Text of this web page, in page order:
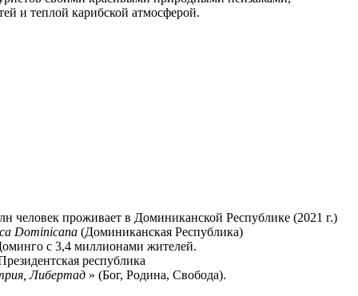
и теплой карибской атмосферой.
человек проживает в Доминиканской Республике (2021 г.)
Dominicana (Доминиканская Республика)
с 3,4 миллионами жителей.
республика
Либертад » (Бог, Родина, Свобода).